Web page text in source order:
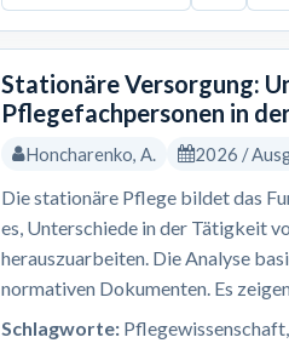
Stationäre Versorgung:
Pflegefachpersonen in
Honcharenko, A. 2026 /
Die stationäre Pflege bildet das
es, Unterschiede in der Tätigkeit
herauszuarbeiten. Die Analyse
normativen Dokumenten. Es
Schlagworte: